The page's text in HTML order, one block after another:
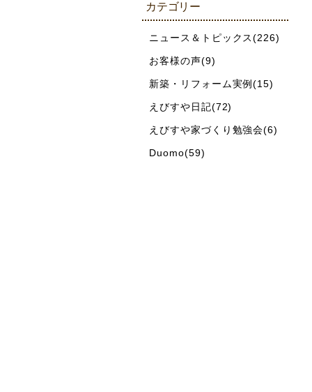
カテゴリー
ニュース＆トピックス(226)
お客様の声(9)
新築・リフォーム実例(15)
えびすや日記(72)
えびすや家づくり勉強会(6)
Duomo(59)